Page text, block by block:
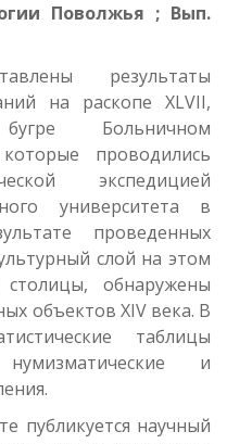
Поволжья ; Вып.
результаты
на раскопе XLVII,
Больничном
проводились
экспедицией
университета в
проведенных
слой на этом
столицы, обнаружены
объектов XIV века. В
таблицы
и
публикуется научный